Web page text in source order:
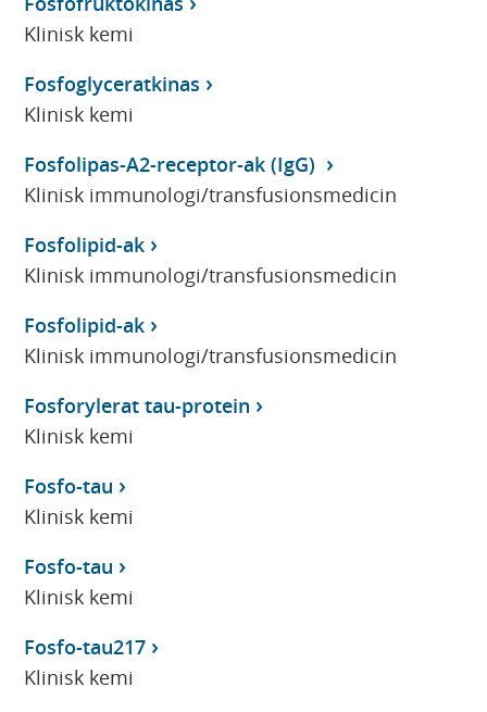
Klinisk kemi
Fosfoglyceratkinas
Klinisk kemi
Fosfolipas-A2-receptor-ak (IgG)
Klinisk immunologi/transfusionsmedicin
Fosfolipid-ak
Klinisk immunologi/transfusionsmedicin
Fosfolipid-ak
Klinisk immunologi/transfusionsmedicin
Fosforylerat tau-protein
Klinisk kemi
Fosfo-tau
Klinisk kemi
Fosfo-tau
Klinisk kemi
Fosfo-tau217
Klinisk kemi